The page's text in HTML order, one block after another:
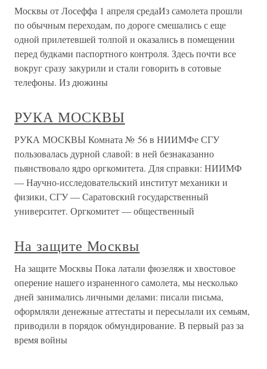
Москвы от Лосеффа 1 апреля средаИз самолета прошли
по обычным переходам, по дороге смешались с еще
одной прилетевшей толпой и оказались в помещении
перед будками паспортного контроля. Здесь почти все
вокруг сразу закурили и стали говорить в сотовые
телефоны. Из дюжины
РУКА МОСКВЫ
РУКА МОСКВЫ Комната № 56 в НИИМФе СГУ
пользовалась дурной славой: в ней безнаказанно
пьянствовало ядро оргкомитета. Для справки: НИИМФ
— Научно-исследовательский институт механики и
физики, СГУ — Саратовский государственный
университет. Оргкомитет — общественный
На защите Москвы
На защите Москвы Пока латали фюзеляж и хвостовое
оперение нашего израненного самолета, мы несколько
дней занимались личными делами: писали письма,
оформляли денежные аттестаты и пересылали их семьям,
приводили в порядок обмундирование. В первый раз за
время войны